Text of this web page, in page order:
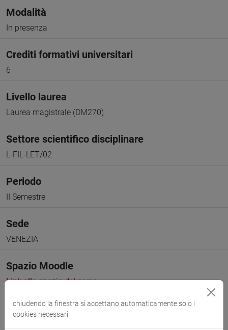
Modalità
In presenza
Crediti formativi universitari
6
Livello laurea
Laurea magistrale (DM270)
Settore scientifico disciplinare
L-FIL-LET/02
Periodo
II Semestre
Sede
VENEZIA
Spazio Moodle
Link allo spazio del corso
chiudendo la finestra si accettano automaticamente solo i
cookies necessari